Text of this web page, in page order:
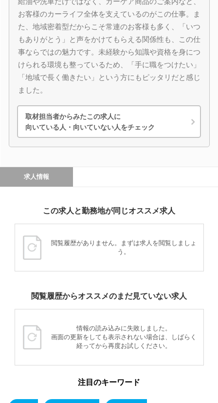
お客様のカーライフ全体を支えているのがこの仕事。ま
た、地域密着型だからこそ常連のお客様も多く、「いつ
もありがとう」と声をかけてもらえる関係性も、この仕
事ならではの魅力です。未経験から知識や資格を身につ
けられる環境も整っているため、「手に職をつけたい」
「地域で長く働きたい」という方にもピッタリだと感じ
ました。
取材担当者からみたこの求人に
向いている人・向いていない人をチェック
求人情報
この求人と勤務地が同じオススメ求人
閲覧履歴がありません。まずは求人を閲覧しましょ
う。
閲覧履歴からオススメのまだ見ていない求人
情報の読み込みに失敗しました。
画面の更新をしても表示されない場合は、しばらく
経ってから再度お試しください。
注目のキーワード